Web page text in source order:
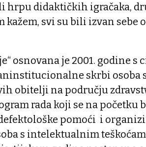
hrpu didaktičkih igračaka,
kažem, svi su bili izvan sebe
osnovana je 2001. godine s
skrbi osoba
obitelji na području
rada koji se na početku
pomoći i
s intelektualnim